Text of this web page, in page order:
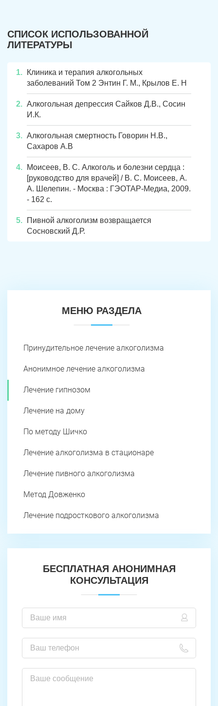
СПИСОК ИСПОЛЬЗОВАННОЙ
ЛИТЕРАТУРЫ
Клиника и терапия алкогольных
заболеваний Том 2 Энтин Г. М., Крылов Е. Н
Алкогольная депрессия Сайков Д.В., Сосин
И.К.
Алкогольная смертность Говорин Н.В.,
Сахаров А.В
Моисеев, В. С. Алкоголь и болезни сердца :
[руководство для врачей] / В. С. Моисеев, А.
А. Шелепин. - Москва : ГЭОТАР-Медиа, 2009.
- 162 с.
Пивной алкоголизм возвращается
Сосновский Д.Р.
МЕНЮ РАЗДЕЛА
Принудительное лечение алкоголизма
Анонимное лечение алкоголизма
Лечение гипнозом
Лечение на дому
По методу Шичко
Лечение алкоголизма в стационаре
Лечение пивного алкоголизма
Метод Довженко
Лечение подросткового алкоголизма
БЕСПЛАТНАЯ АНОНИМНАЯ
КОНСУЛЬТАЦИЯ